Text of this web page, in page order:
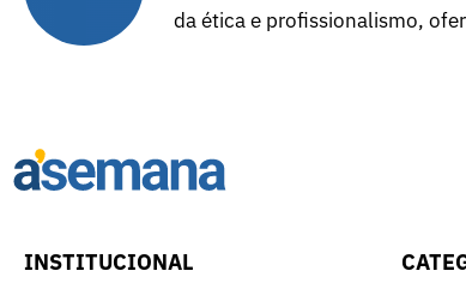
da ética e profissionalismo,
INSTITUCIONAL